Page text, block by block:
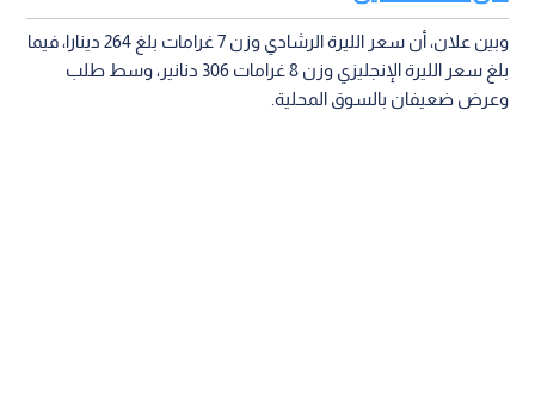
وبين علان، أن سعر الليرة الرشادي وزن 7 غرامات بلغ 264 دينارا، فيما
بلغ سعر الليرة الإنجليزي وزن 8 غرامات 306 دنانير، وسط طلب
وعرض ضعيفان بالسوق المحلية.